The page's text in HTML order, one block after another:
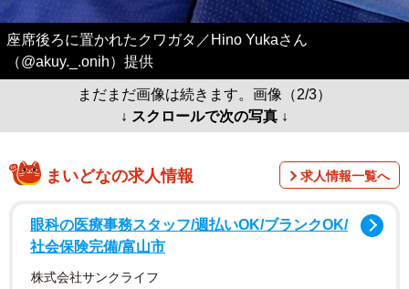
座席後ろに置かれたクワガタ／Hino Yukaさん
（@akuy._.onih）提供
まだまだ画像は続きます。画像（2/3）
↓ スクロールで次の写真 ↓
まいどなの求人情報 求人情報一覧へ
眼科の医療事務スタッフ/週払いOK/ブランクOK/
社会保険完備/富山市
株式会社サンクライフ